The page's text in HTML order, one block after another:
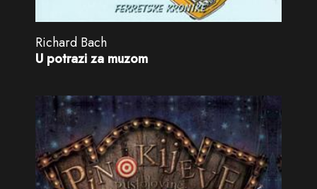
Richard Bach
U potrazi za muzom